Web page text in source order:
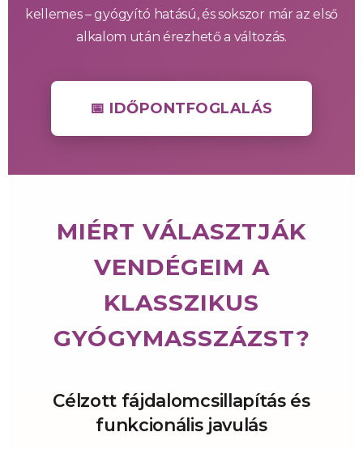
kellemes – gyógyító hatású, és sokszor már az első
alkalom után érezhető a változás.
📅 IDŐPONTFOGLALÁS
MIÉRT VÁLASZTJÁK
VENDÉGEIM A
KLASSZIKUS
GYÓGYMASSZÁZST?
Célzott fájdalomcsillapítás és
funkcionális javulás